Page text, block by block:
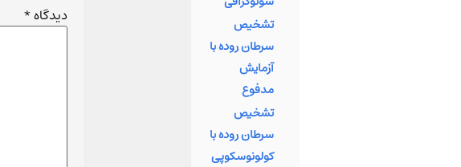
تشخیص
سرطان روده با
آزمایش
مدفوع
تشخیص
سرطان روده با
کولونوسکوپی
تخصصی
دیدگاه*